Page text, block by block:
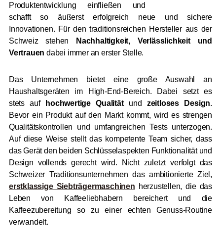
Produktentwicklung einfließen und
schafft so äußerst erfolgreich neue und sichere
Innovationen. Für den traditionsreichen Hersteller aus der
Schweiz stehen
Nachhaltigkeit, Verlässlichkeit und
Vertrauen dabei immer an erster Stelle.
Das Unternehmen bietet eine große Auswahl an
Haushaltsgeräten im High-End-Bereich. Dabei setzt es
stets auf
hochwertige Qualitätund zeitloses Design.
Bevor ein Produkt auf den Markt kommt, wird es strengen
Qualitätskontrollen und umfangreichen Tests unterzogen.
Auf diese Weise stellt das kompetente Team sicher, dass
das Gerät den beiden Schlüsselaspekten Funktionalität und
Design vollends gerecht wird. Nicht zuletzt verfolgt das
Schweizer Traditionsunternehmen das ambitionierte Ziel,
erstklassige Siebträgermaschinen herzustellen, die das
Leben von Kaffeeliebhabern bereichert und die
Kaffeezubereitung so zu einer echten Genuss-Routine
verwandelt.